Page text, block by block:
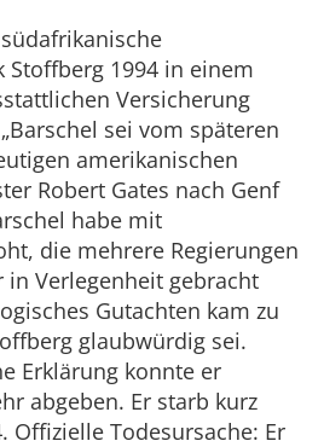
1994 in einem
Versicherung
sei vom späteren
amerikanischen
Robert Gates nach Genf
habe mit
die mehrere Regierungen
Verlegenheit gebracht
Gutachten kam zu
glaubwürdig sei.
Erklärung konnte er
abgeben. Er starb kurz
Offizielle Todesursache: Er